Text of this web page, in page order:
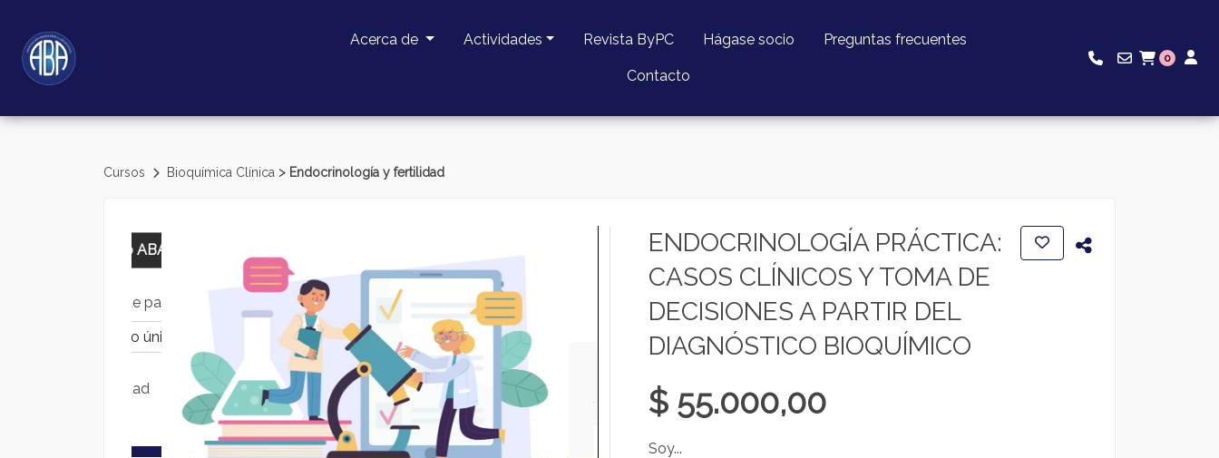
Acerca de Actividades Revista ByPC Hágase socio Preguntas frecuentes
Contacto
0
Cursos Bioquímica Clínica > Endocrinología y fertilidad
ENDOCRINOLOGÍA PRÁCTICA:
CASOS CLÍNICOS Y TOMA DE
DECISIONES A PARTIR DEL
DIAGNÓSTICO BIOQUÍMICO
$ 55.000,00
Soy...